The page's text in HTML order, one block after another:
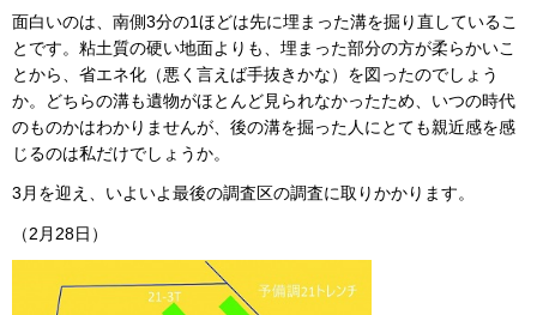
面白いのは、南側3分の1ほどは先に埋まった溝を掘り直しているこ
とです。粘土質の硬い地面よりも、埋まった部分の方が柔らかいこ
とから、省エネ化（悪く言えば手抜きかな）を図ったのでしょう
か。どちらの溝も遺物がほとんど見られなかったため、いつの時代
のものかはわかりませんが、後の溝を掘った人にとても親近感を感
じるのは私だけでしょうか。
3月を迎え、いよいよ最後の調査区の調査に取りかかります。
（2月28日）